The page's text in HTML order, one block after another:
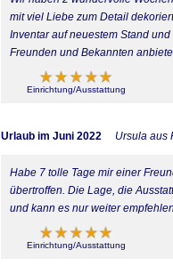
mit viel Liebe zum Detail
Inventar auf neuestem Stand
Freunden und Bekannten
Einrichtung/Ausstattung
Urlaub im Juni 2022 Ursula aus
Habe 7 tolle Tage mir einer
übertroffen. Die Lage, die
und kann es nur weiter
Einrichtung/Ausstattung